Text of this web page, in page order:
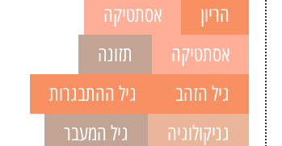
הריון
אסתטיקה
אסתטיקה
תזונה
גיל הזהב
גיל ההתבגרות
גניקולוגיה
גיל המעבר